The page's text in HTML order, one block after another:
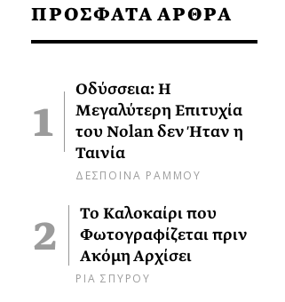
ΠΡΟΣΦΑΤΑ ΑΡΘΡΑ
Οδύσσεια: Η
Μεγαλύτερη Επιτυχία
του Nolan δεν Ήταν η
Ταινία
ΔΕΣΠΟΙΝΑ ΡΑΜΜΟΥ
Το Καλοκαίρι που
Φωτογραφίζεται πριν
Ακόμη Αρχίσει
ΡΙΑ ΣΠΥΡΟΥ